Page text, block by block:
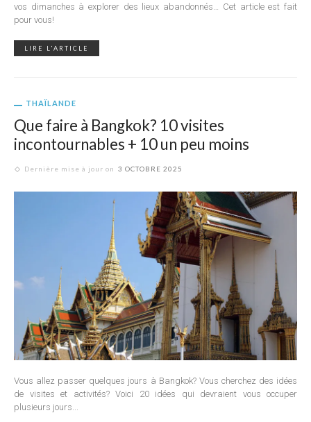
vos dimanches à explorer des lieux abandonnés… Cet article est fait
pour vous!
LIRE L'ARTICLE
THAÏLANDE
Que faire à Bangkok? 10 visites
incontournables + 10 un peu moins
Dernière mise à jour on 3 OCTOBRE 2025
Vous allez passer quelques jours à Bangkok? Vous cherchez des idées
de visites et activités? Voici 20 idées qui devraient vous occuper
plusieurs jours...